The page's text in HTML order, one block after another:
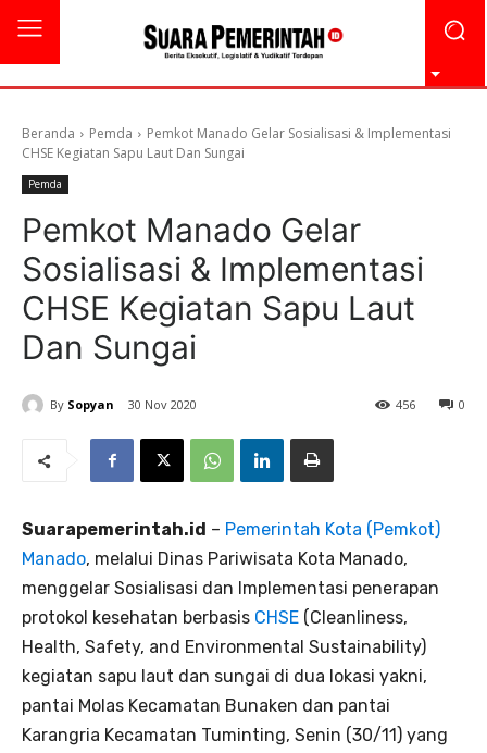
Beranda Pemda
Pemkot Manado Gelar Sosialisasi & Implementasi
CHSE Kegiatan Sapu Laut Dan Sungai
Pemda
Pemkot Manado Gelar
Sosialisasi & Implementasi
CHSE Kegiatan Sapu Laut
Dan Sungai
By Sopyan 30 Nov 2020 0
456
Suarapemerintah.id – Pemerintah Kota (Pemkot)
Manado, melalui Dinas Pariwisata Kota Manado,
menggelar Sosialisasi dan Implementasi penerapan
protokol kesehatan berbasis CHSE (Cleanliness,
Health, Safety, and Environmental Sustainability)
kegiatan sapu laut dan sungai di dua lokasi yakni,
pantai Molas Kecamatan Bunaken dan pantai
Karangria Kecamatan Tuminting, Senin (30/11) yang